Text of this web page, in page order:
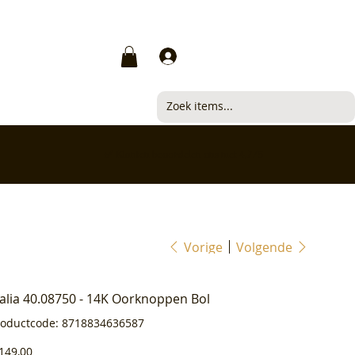
Vorige Volgende
40.08750 - 14K Oorknoppen Bol
Productcode
8718834636587
8718834636587